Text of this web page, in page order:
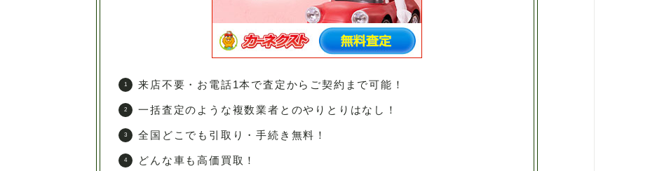
来店不要・お電話1本で査定からご契約まで可能！
一括査定のような複数業者とのやりとりはなし！
全国どこでも引取り・手続き無料！
どんな車も高価買取！